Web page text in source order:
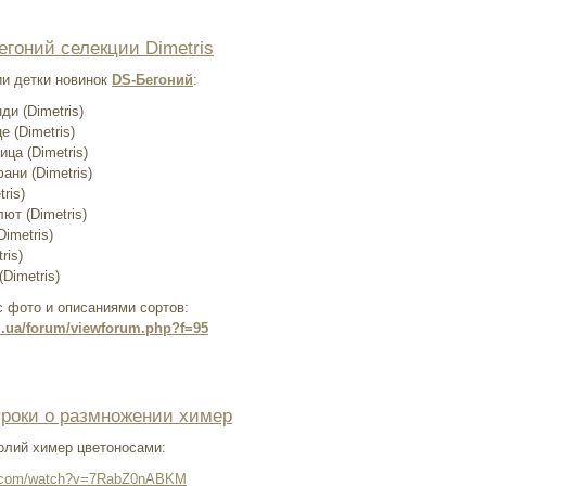
селекции Dimetris
детки новинок DS-Бегоний:
(Dimetris)
(Dimetris)
(Dimetris)
(Dimetris)
(Dimetris)
и описаниями сортов:
forum/viewforum.php?f=95
о размножении химер
химер цветоносами:
watch?v=7RabZ0nABKM